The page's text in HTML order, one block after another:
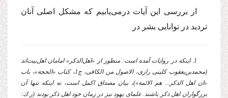
از بررسی این آیات درمی‌یابیم كه مشكل اصلی آنان
تردید در توانایی بشر در
1. اینكه در روایات آمده است: منظور از «اهل‌الذكر» امامان اهل‌بیت‌اند
(محمدبن‌یعقوب كلینی رازی، الاصول من الكافی، ج1، كتاب «الحجة»، باب
«ان اهل الذكر... هم الائمة»)، بیان مصداق اكمل است، نه اینكه تنها آن
بزرگواران اهل ذكر باشند. علمای یهود نیز در زمان خود اهل ذكر بودند (ر.ك: